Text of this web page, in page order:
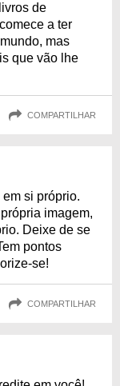
de
a ter
mas
que vão lhe
COMPARTILHAR
si próprio.
imagem,
Deixe de se
pontos
se!
COMPARTILHAR